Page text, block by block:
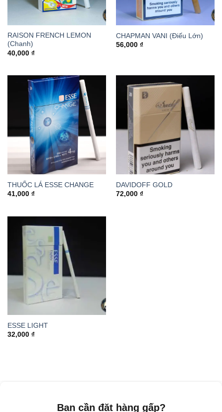
RAISON FRENCH LEMON
(Chanh)
40,000 ₫
CHAPMAN VANI (Điếu Lớn)
56,000 ₫
THUỐC LÁ ESSE CHANGE
41,000 ₫
DAVIDOFF GOLD
72,000 ₫
ESSE LIGHT
32,000 ₫
Bạn cần đặt hàng gấp?